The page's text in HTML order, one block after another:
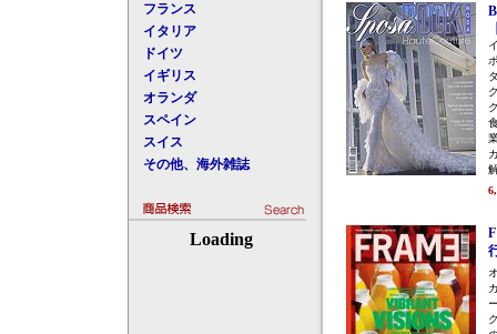
フランス
イタリア
ドイツ
イギリス
オランダ
スペイン
スイス
その他、海外雑誌
Loading